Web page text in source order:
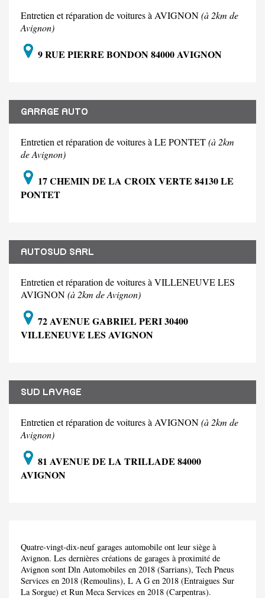
Entretien et réparation de voitures à AVIGNON(à 2km de
Avignon)
9 RUE PIERRE BONDON 84000 AVIGNON
GARAGE AUTO
Entretien et réparation de voitures à LE PONTET(à 2km
de Avignon)
17 CHEMIN DE LA CROIX VERTE 84130 LE
PONTET
AUTOSUD SARL
Entretien et réparation de voitures à VILLENEUVE LES
AVIGNON(à 2km de Avignon)
72 AVENUE GABRIEL PERI 30400
VILLENEUVE LES AVIGNON
SUD LAVAGE
Entretien et réparation de voitures à AVIGNON(à 2km de
Avignon)
81 AVENUE DE LA TRILLADE 84000
AVIGNON
Quatre-vingt-dix-neuf garages automobile ont leur siège à
Avignon. Les dernières créations de garages à proximité de
Avignon sont Dln Automobiles en 2018 (Sarrians), Tech Pneus
Services en 2018 (Remoulins), L A G en 2018 (Entraigues Sur
La Sorgue) et Run Meca Services en 2018 (Carpentras).